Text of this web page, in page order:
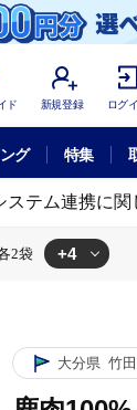
ド 新規登録 ログ
グ 特集
ステム連携に関
2袋 +4
大分県 竹